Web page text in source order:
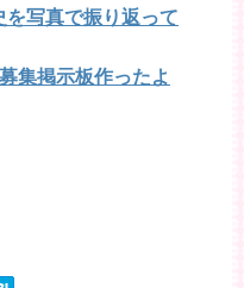
を写真で振り返って
集掲示板作ったよ